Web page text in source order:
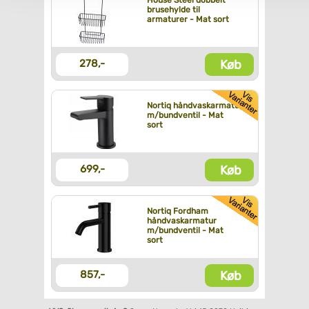
brusehylde til
armaturer - Mat sort
278,- Køb
Nortiq håndvaskarmatur
m/bundventil - Mat
sort
699,- Køb
Nortiq Fordham
håndvaskarmatur
m/bundventil - Mat
sort
857,- Køb